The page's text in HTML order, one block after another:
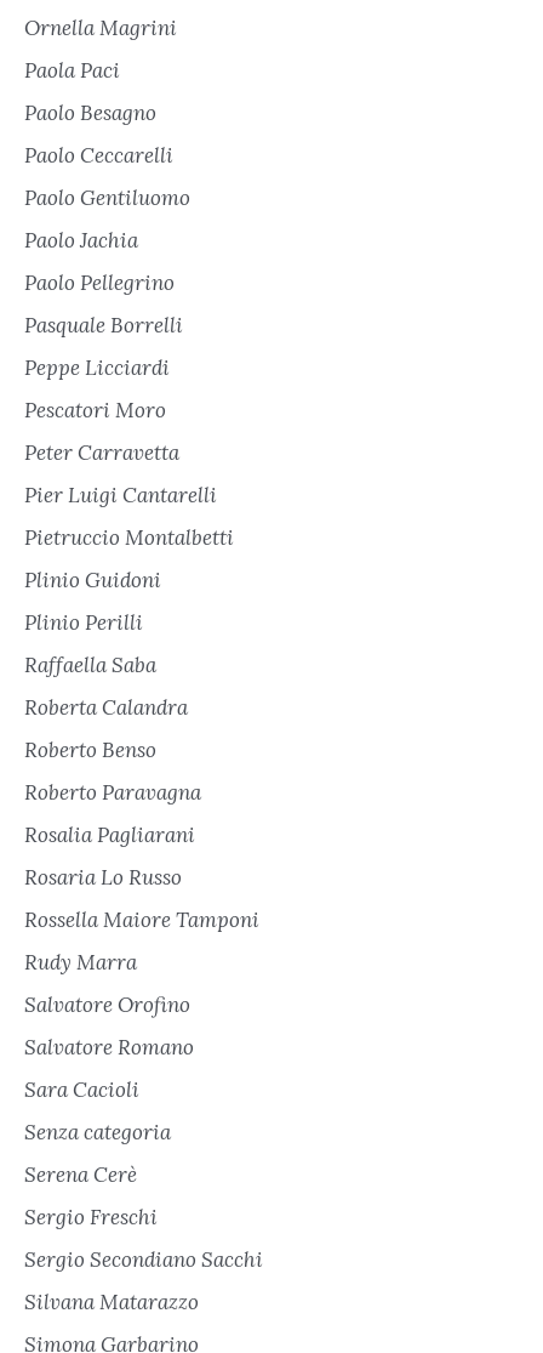
Ornella Magrini
Paola Paci
Paolo Besagno
Paolo Ceccarelli
Paolo Gentiluomo
Paolo Jachia
Paolo Pellegrino
Pasquale Borrelli
Peppe Licciardi
Pescatori Moro
Peter Carravetta
Pier Luigi Cantarelli
Pietruccio Montalbetti
Plinio Guidoni
Plinio Perilli
Raffaella Saba
Roberta Calandra
Roberto Benso
Roberto Paravagna
Rosalia Pagliarani
Rosaria Lo Russo
Rossella Maiore Tamponi
Rudy Marra
Salvatore Orofino
Salvatore Romano
Sara Cacioli
Senza categoria
Serena Cerè
Sergio Freschi
Sergio Secondiano Sacchi
Silvana Matarazzo
Simona Garbarino